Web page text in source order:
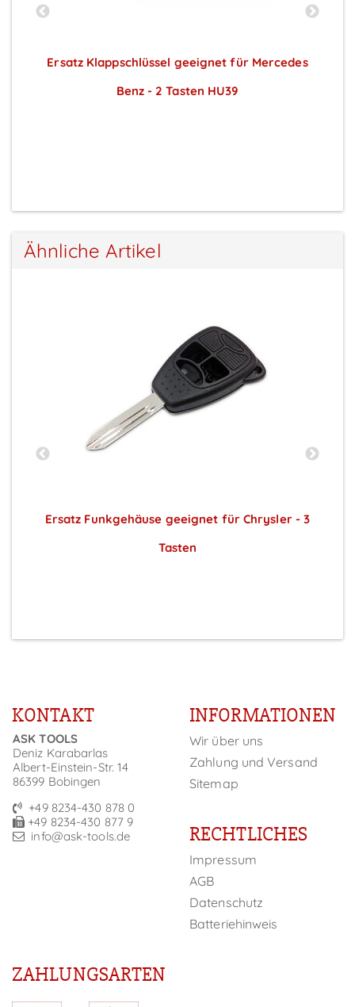
Ersatz Klappschlüssel geeignet für Mercedes
Benz - 2 Tasten HU39
Ähnliche Artikel
Ersatz Funkgehäuse geeignet für Chrysler - 3
Tasten
KONTAKT
ASK TOOLS
Deniz Karabarlas
Albert-Einstein-Str. 14
86399 Bobingen
+49 8234-430 878 0
+49 8234-430 877 9
info@ask-tools.de
INFORMATIONEN
Wir über uns
Zahlung und Versand
Sitemap
RECHTLICHES
Impressum
AGB
Datenschutz
Batteriehinweis
ZAHLUNGSARTEN